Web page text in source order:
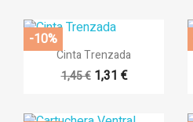
 Vista rápida
Cinta Trenzada
1,45 € 1,31 €
-10%